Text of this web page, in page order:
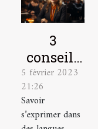
3
conseils
pour
mieux
parler
une
5 février 2023
21:26
Savoir
s’exprimer dans